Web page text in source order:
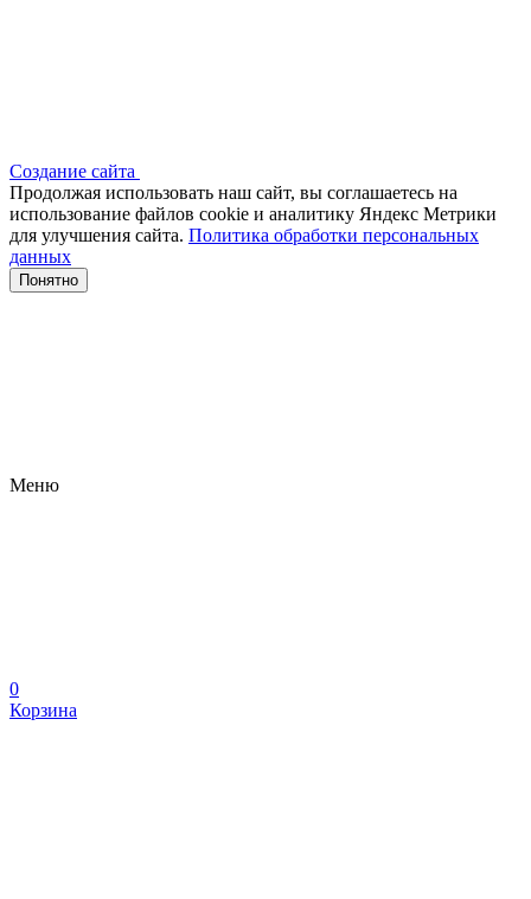
Создание сайта
Продолжая использовать наш сайт, вы соглашаетесь на
использование файлов сооkіе и аналитику Яндекс Метрики
для улучшения сайта. Политика обработки персональных
данных
Понятно
Меню
0
Корзина